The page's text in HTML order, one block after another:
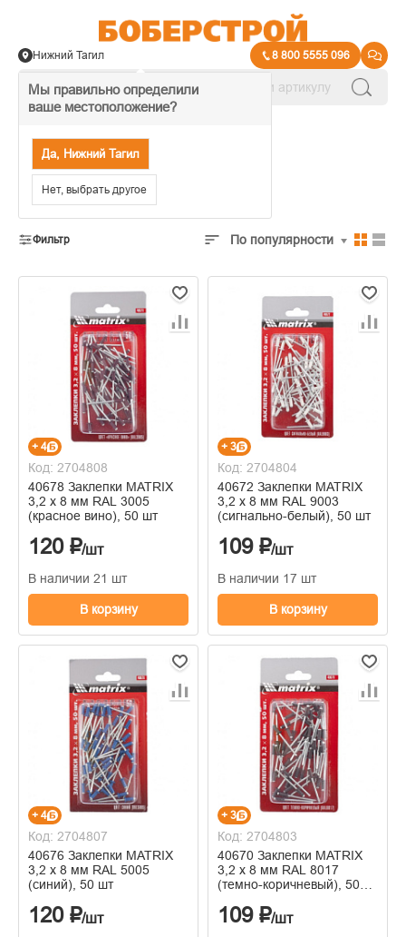
Мы правильно определили
ваше местоположение?
Да, Нижний Тагил
Нет, выбрать другое
Нижний Тагил 8 800 5555 096
Заклепки
Фильтр По популярности
+ 4
Код: 2704808
40678 Заклепки MATRIX
3,2 х 8 мм RAL 3005
(красное вино), 50 шт
120 ₽/шт
В наличии 21 шт
В корзину
+ 3
Код: 2704804
40672 Заклепки MATRIX
3,2 х 8 мм RAL 9003
(сигнально-белый), 50 шт
109 ₽/шт
В наличии 17 шт
В корзину
+ 4
Код: 2704807
40676 Заклепки MATRIX
3,2 х 8 мм RAL 5005
(синий), 50 шт
120 ₽/шт
+ 3
Код: 2704803
40670 Заклепки MATRIX
3,2 х 8 мм RAL 8017
(темно-коричневый), 50
109 ₽/шт